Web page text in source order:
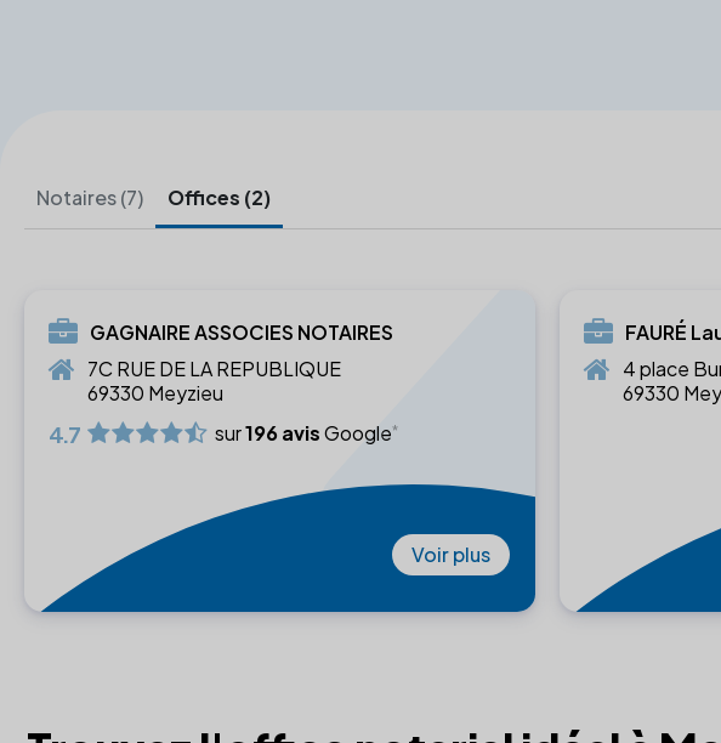
Notaires (7) Offices (2)
GAGNAIRE ASSOCIES NOTAIRES
7C RUE DE LA REPUBLIQUE
69330 Meyzieu
4.7 sur196 avisGoogle
Voir plus
FAURÉ
4 place
69330